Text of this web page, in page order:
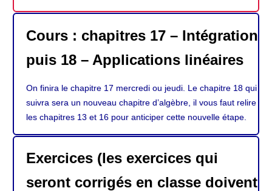
Cours : chapitres 17 – Intégration
puis 18 – Applications linéaires
On finira le chapitre 17 mercredi ou jeudi. Le chapitre 18 qui
suivra sera un nouveau chapitre d’algèbre, il vous faut relire
les chapitres 13 et 16 pour anticiper cette nouvelle étape.
Exercices (les exercices qui
seront corrigés en classe doivent